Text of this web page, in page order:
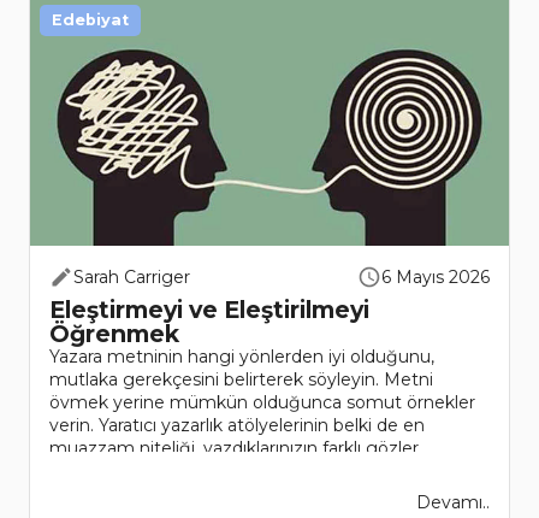
Sarah Carriger 6 Mayıs 2026
Eleştirmeyi ve Eleştirilmeyi
Öğrenmek
Yazara metninin hangi yönlerden iyi olduğunu,
mutlaka gerekçesini belirterek söyleyin. Metni
övmek yerine mümkün olduğunca somut örnekler
verin. Yaratıcı yazarlık atölyelerinin belki de en
muazzam niteliği, yazdıklarınızın farklı gözler
Devamı..
Edebiyat